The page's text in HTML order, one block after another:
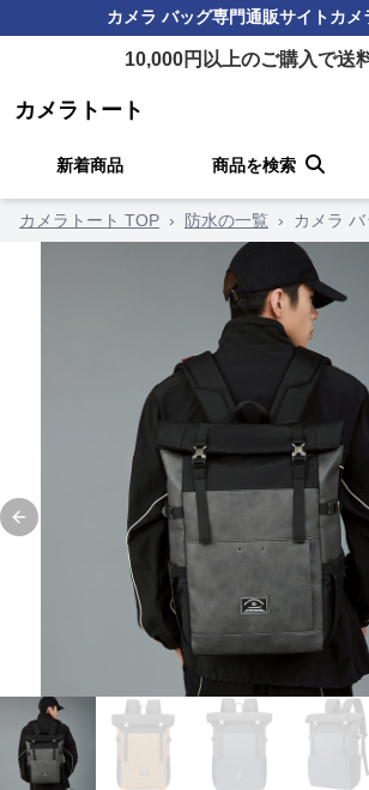
カメラ バッグ専門通販サイトカメ
10,000円以上のご購入で送
カメラトート
新着商品 商品を検索
カメラトート TOP › 防水の一覧 › カメラ
Previous slide